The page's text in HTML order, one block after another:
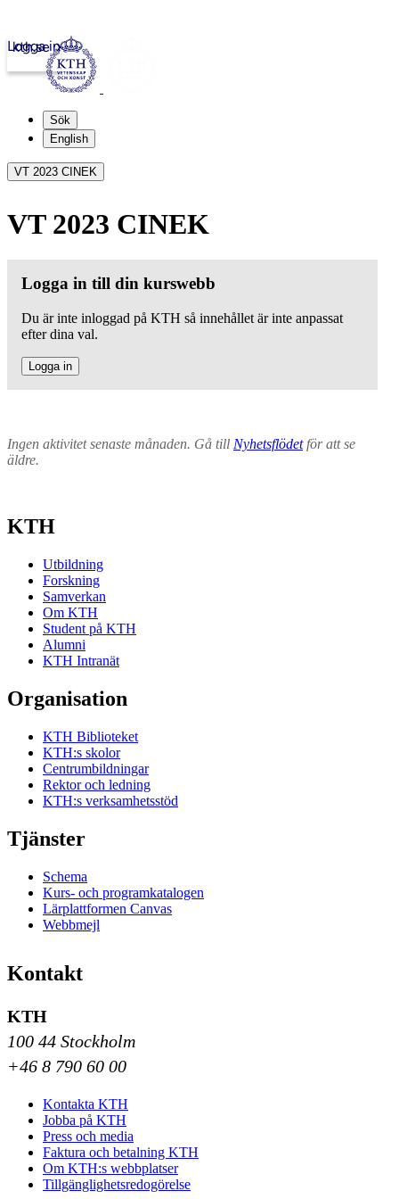
kth.se
Logga in
Sök
English
VT 2023 CINEK
VT 2023 CINEK
Logga in till din kurswebb
Du är inte inloggad på KTH så innehållet är inte anpassat
efter dina val.
Logga in
Ingen aktivitet senaste månaden. Gå till Nyhetsflödetför att se
äldre.
KTH
Utbildning
Forskning
Samverkan
Om KTH
Student på KTH
Alumni
KTH Intranät
Organisation
KTH Biblioteket
KTH:s skolor
Centrumbildningar
Rektor och ledning
KTH:s verksamhetsstöd
Tjänster
Schema
Kurs- och programkatalogen
Lärplattformen Canvas
Webbmejl
Kontakt
KTH
100 44 Stockholm
+46 8 790 60 00
Kontakta KTH
Jobba på KTH
Press och media
Faktura och betalning KTH
Om KTH:s webbplatser
Tillgänglighetsredogörelse